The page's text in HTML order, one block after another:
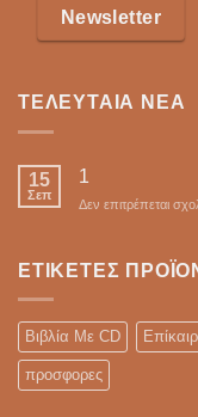
Newsletter
ΤΕΛΕΥΤΑΊΑ ΝΈΑ
15
Σεπ
1
Δεν επιτρέπεται
ΕΤΙΚΈΤΕΣ
Βιβλία Με CD
προσφορες